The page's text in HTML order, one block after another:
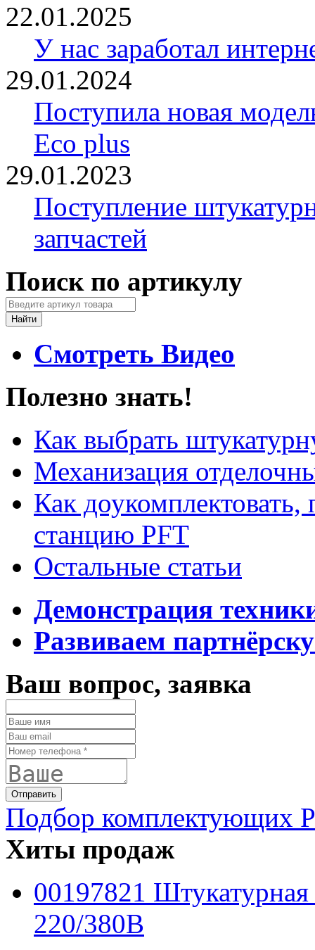
22.01.2025
У нас заработал
29.01.2024
Поступила новая
Eco plus
29.01.2023
Поступление
запчастей
Поиск по артикулу
Смотреть Видео
Полезно знать!
Как выбрать
Механизация
Как
станцию PFT
Остальные статьи
Демонстрация
Развиваем
Ваш вопрос, заявка
Подбор комплектующих
Хиты продаж
00197821
220/380B